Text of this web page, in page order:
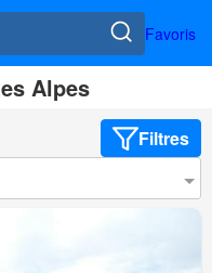
Favoris
Alpes
Filtres